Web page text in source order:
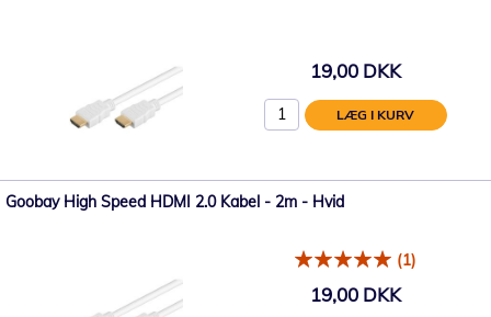
19,00 DKK
LÆG I KURV
Goobay High Speed ​​HDMI 2.0 Kabel - 2m - Hvid
(1)
19,00 DKK